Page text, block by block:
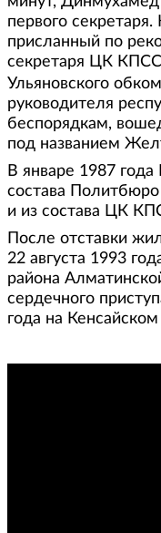
первого
присланный по
секретаря ЦК
Ульяновского
руководителя
беспорядкам,
под названием
В январе 1987
состава
и из состава ЦК
После отставки
22 августа 1993
района
сердечного
года на